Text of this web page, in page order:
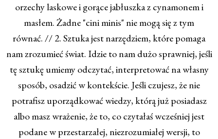
orzechy laskowe i gorące jabłuszka z cynamonem i
masłem. Żadne "cini minis" nie mogą się z tym
równać. // 2. Sztuka jest narzędziem, które pomaga
nam zrozumieć świat. Idzie to nam dużo sprawniej, jeśli
tę sztukę umiemy odczytać, interpretować na własny
sposób, osadzić w kontekście. Jeśli czujesz, że nie
potrafisz uporządkować wiedzy, którą już posiadasz
albo masz wrażenie, że to, co czytałaś wcześniej jest
podane w przestarzałej, niezrozumiałej wersji, to